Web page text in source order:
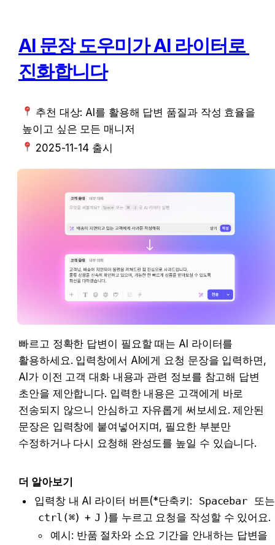
AI 문장 도우미가 AI 라이터로
진화합니다
추천 대상: AI를 활용해 답변 품질과 작성 효율을 높
이고 싶은 모든 매니저
2025-11-14 출시
빠르고 정확한 답변이 필요할 때는 AI 라이터를
활용하세요. 입력창에서 AI에게 요청 문장을 입력하면,
AI가 이전 고객 대화 내용과 관련 정보를 참고해 답변
초안을 제안합니다. 입력한 내용은 고객에게 바로
전송되지 않으니 안심하고 자유롭게 써보세요. 제안된
문장은 입력창에 붙여넣어지며, 필요한 부분만
수정하거나 다시 요청해 완성도를 높일 수 있습니다.
더 알아보기
입력창 내 AI 라이터 버튼(*단축키:
Spacebar
ctrl(⌘) + J )를 누르고 요청을 작성할 수 있어요.
예시: 반품 절차와 소요 기간을 안내하는 답변을